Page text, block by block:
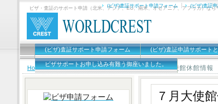
ビザ・査証のサポート申請（北米、アジア、EU、南米、オセアニア、アフリカ）なら
(ビザ)査証サポート申請フォーム (ビザ)査証
(ビザ)査証サポート申請フォーム (ビザ)査証申請サポート
ビザサポートお申し込み有難う御座いました。
Home»各国大使館新着情報,大使館休館情報»７月大使館休館情報
７月大使